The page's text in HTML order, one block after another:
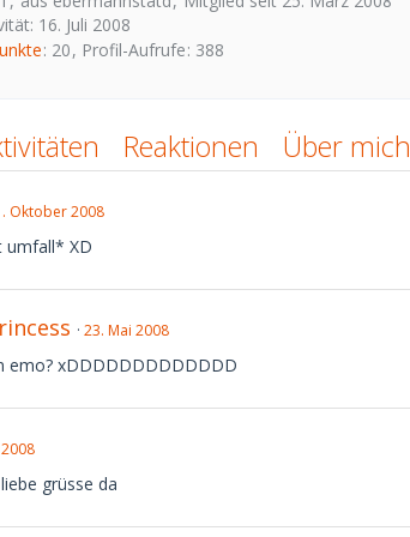
16. Juli 2008
20 Profil-Aufrufe 388
Reaktionen Über mich
Oktober 2008
umfall* XD
23. Mai 2008
emo? xDDDDDDDDDDDDD
grüsse da